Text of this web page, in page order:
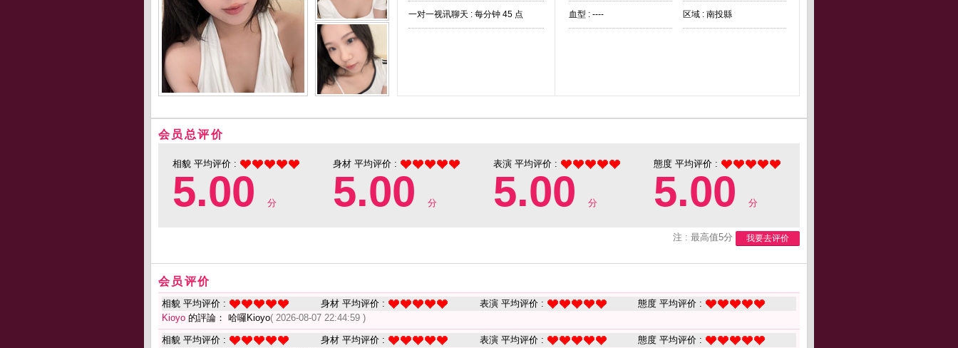
一对一视讯聊天 : 每分钟 45 点 血型 : ---- 区域 : 南投縣
会员总评价
相貌 平均评价 :
5.00 分
身材 平均评价 :
5.00 分
表演 平均评价 :
5.00 分
態度 平均评价 :
5.00 分
注 : 最高值5分 我要去评价
会员评价
相貌 平均评价 : 身材 平均评价 : 表演 平均评价 :
態度 平均评价 :
Kioyo 的評論： 哈囉Kioyo( 2026-08-07 22:44:59 )
相貌 平均评价 : 身材 平均评价 : 表演 平均评价 :
態度 平均评价 :